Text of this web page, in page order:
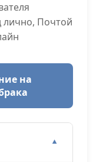
лично, Почтой
на
▼